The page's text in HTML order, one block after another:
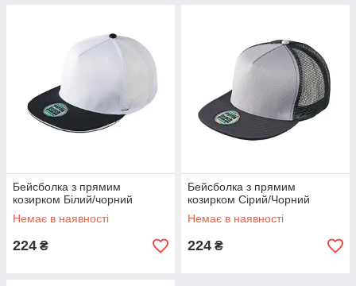
Бейсболка з прямим
козирком Білий/чорний
Немає в наявності
224 ₴
Бейсболка з прямим
козирком Сірий/Чорний
Немає в наявності
224 ₴